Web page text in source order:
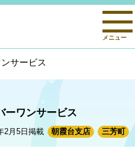
メニュー
サービス
2月5日掲載 朝霞台支店 三芳町
ワンサービス